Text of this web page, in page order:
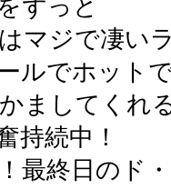
ずっと
マジで凄い
ルでホット
ましてくれ
持続中！
最終日のド